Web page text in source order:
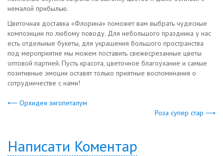
немалой прибылью.
Цветочная доставка «Флорина» поможет вам выбрать чудесные
композиции по любому поводу. Для небольшого праздника у нас
есть отдельные букеты, для украшения большого пространства
под мероприятие мы можем поставить свежесрезанные цветы
оптовой партией. Пусть красота, цветочное благоухание и самые
позитивные эмоции оставят только приятные воспоминания о
сотрудничестве с нами!
⟵ Орхидея зигопеталум
Роза супер стар ⟶
Написати Коментар